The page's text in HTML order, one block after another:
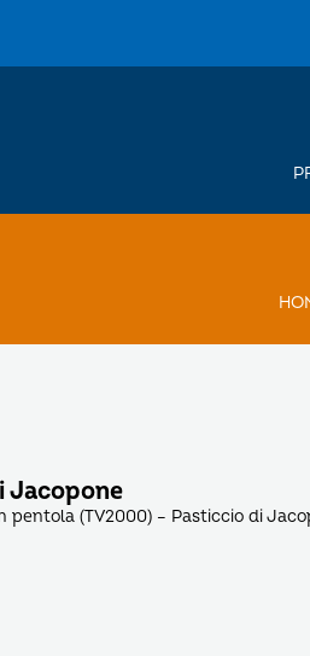
Jacopone
pentola (TV2000) – Pasticcio di